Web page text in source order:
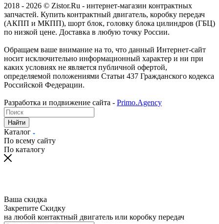
2018 - 2026 © Zistor.Ru - интернет-магазин контрактных
запчастей. Купить контрактный двигатель, коробку передач
(АКПП и МКПП), шорт блок, головку блока цилиндров (ГБЦ)
по низкой цене. Доставка в любую точку России.
Обращаем ваше внимание на то, что данный Интернет-сайт
носит исключительно информационный характер и ни при
каких условиях не является публичной офертой,
определяемой положениями Статьи 437 Гражданского кодекса
Российской Федерации.
Разработка и подвижение сайта - Primo.Agency
Найти
Каталог
По всему сайту
По каталогу
Ваша скидка
Закрепите Скидку
на любой контактный двигатель или коробку передач